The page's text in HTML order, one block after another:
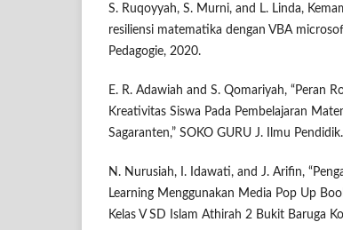
S. Ruqoyyah, S. Murni, and L. Linda,
resiliensi matematika dengan VBA
Pedagogie, 2020.
E. R. Adawiah and S. Qomariyah, “Peran
Kreativitas Siswa Pada Pembelajaran
Sagaranten,” SOKO GURU J. Ilmu
N. Nurusiah, I. Idawati, and J. Arifin,
Learning Menggunakan Media Pop Up
Kelas V SD Islam Athirah 2 Bukit Baruga